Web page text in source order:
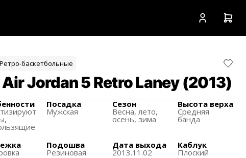
Ретро-баскетбольные
Jordan 5 Retro Laney (2013)
Посадка
Мужская
Сезон
Весна, лето,
осень, зима
Высота верха
Средняя
банда
Подошва
Резиновая
Дата выхода
2013.11.02
Каблук
Плоский